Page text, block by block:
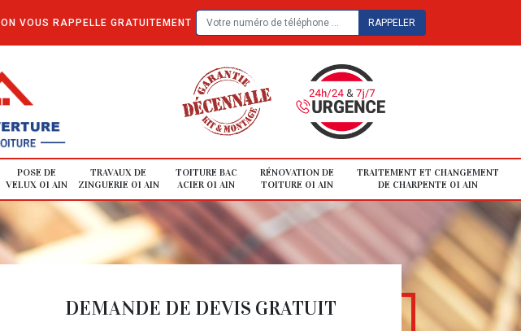
ON VOUS RAPPELLE GRATUITEMENT
POSE DE
VELUX 01 AIN
TRAVAUX DE
ZINGUERIE 01 AIN
TOITURE BAC
ACIER 01 AIN
RÉNOVATION DE
TOITURE 01 AIN
TRAITEMENT ET CHANGEMENT
DE CHARPENTE 01 AIN
DEMANDE DE DEVIS GRATUIT